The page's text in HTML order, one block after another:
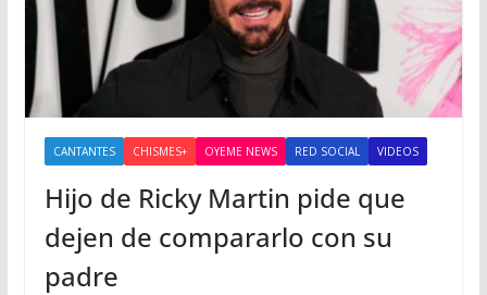
CANTANTES CHISMES+ OYEME NEWS RED SOCIAL VIDEOS
Hijo de Ricky Martin pide que
dejen de compararlo con su
padre